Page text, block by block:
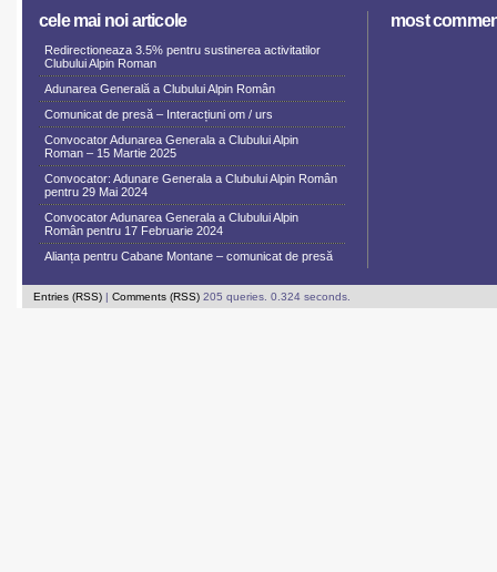
cele mai noi articole
Redirectioneaza 3.5% pentru sustinerea activitatilor
Clubului Alpin Roman
Adunarea Generală a Clubului Alpin Român
Comunicat de presă – Interacțiuni om / urs
Convocator Adunarea Generala a Clubului Alpin
Roman – 15 Martie 2025
Convocator: Adunare Generala a Clubului Alpin Român
pentru 29 Mai 2024
Convocator Adunarea Generala a Clubului Alpin
Român pentru 17 Februarie 2024
Alianța pentru Cabane Montane – comunicat de presă
most
Entries (RSS) | Comments (RSS) 205 queries. 0.324 seconds.